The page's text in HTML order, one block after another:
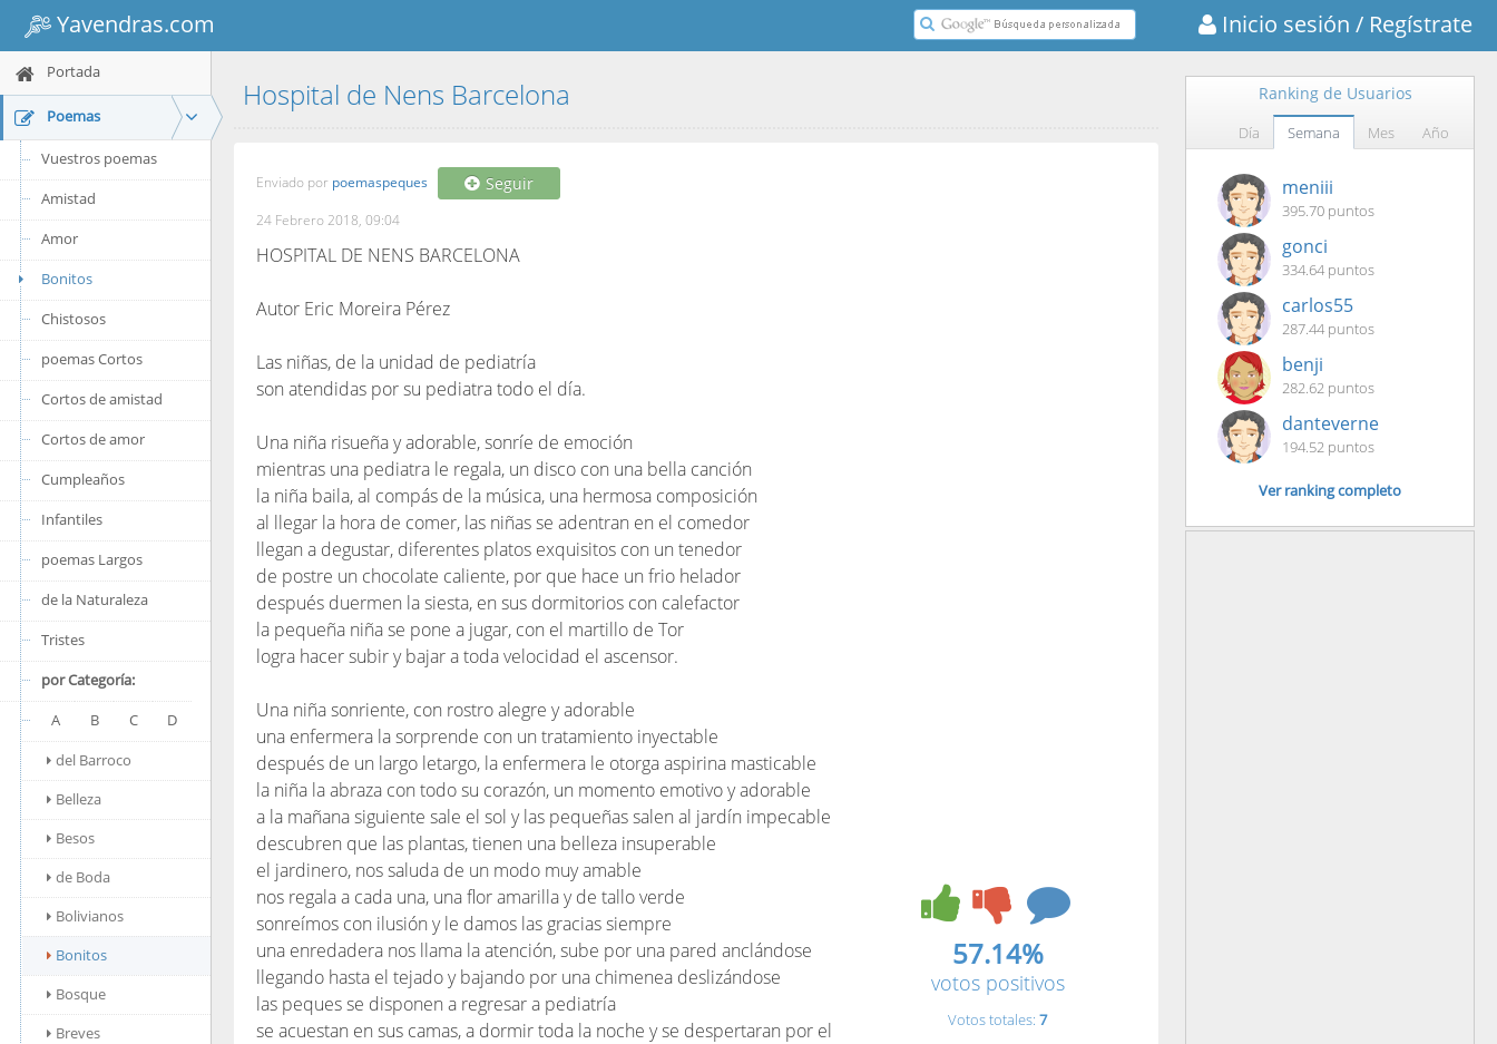
Yavendras.com Inicio sesión / Regístrate
Portada
Poemas
Vuestros poemas
Amistad
Amor
Bonitos
Chistosos
poemas Cortos
Cortos de amistad
Cortos de amor
Cumpleaños
Infantiles
poemas Largos
de la Naturaleza
Tristes
por Categoría:
A
B C
D
del Barroco
Belleza
Besos
de Boda
Bolivianos
Bonitos
Bosque
Breves
Hospital de Nens Barcelona
Enviado por poemaspeques Seguir
24 Febrero 2018, 09:04
HOSPITAL DE NENS BARCELONA
Autor Eric Moreira Pérez
Las niñas, de la unidad de pediatría
son atendidas por su pediatra todo el día.
Una niña risueña y adorable, sonríe de emoción
mientras una pediatra le regala, un disco con una bella canción
la niña baila, al compás de la música, una hermosa composición
al llegar la hora de comer, las niñas se adentran en el comedor
llegan a degustar, diferentes platos exquisitos con un tenedor
de postre un chocolate caliente, por que hace un frio helador
después duermen la siesta, en sus dormitorios con calefactor
la pequeña niña se pone a jugar, con el martillo de Tor
logra hacer subir y bajar a toda velocidad el ascensor.
Una niña sonriente, con rostro alegre y adorable
una enfermera la sorprende con un tratamiento inyectable
después de un largo letargo, la enfermera le otorga aspirina masticable
la niña la abraza con todo su corazón, un momento emotivo y adorable
a la mañana siguiente sale el sol y las pequeñas salen al jardín impecable
descubren que las plantas, tienen una belleza insuperable
el jardinero, nos saluda de un modo muy amable
nos regala a cada una, una flor amarilla y de tallo verde
sonreímos con ilusión y le damos las gracias siempre
una enredadera nos llama la atención, sube por una pared anclándose
llegando hasta el tejado y bajando por una chimenea deslizándose
las peques se disponen a regresar a pediatría
se acuestan en sus camas, a dormir toda la noche y se despertaran por el
57.14%
votos positivos
Votos totales: 7
Ranking de Usuarios
Día Semana Mes Año
meniii
395.70 puntos
gonci
334.64 puntos
carlos55
287.44 puntos
benji
282.62 puntos
danteverne
194.52 puntos
Ver ranking completo